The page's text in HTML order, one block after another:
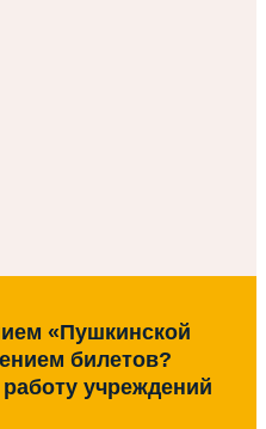
«Пушкинской
билетов?
учреждений